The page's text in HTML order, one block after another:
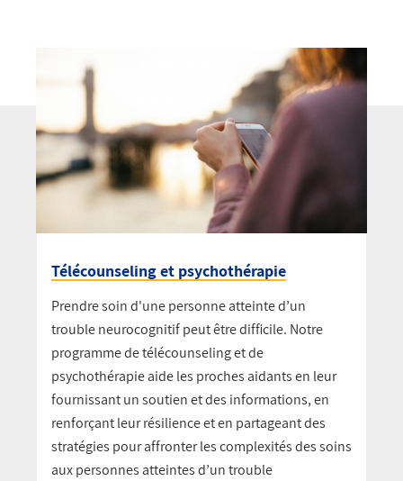
Télécounseling et psychothérapie
Prendre soin d'une personne atteinte d’un
trouble neurocognitif peut être difficile. Notre
programme de télécounseling et de
psychothérapie aide les proches aidants en leur
fournissant un soutien et des informations, en
renforçant leur résilience et en partageant des
stratégies pour affronter les complexités des soins
aux personnes atteintes d’un trouble